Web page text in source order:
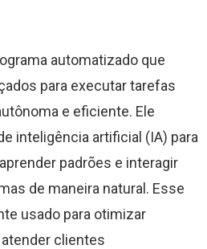
automatizado que
para executar tarefas
e eficiente. Ele
inteligência artificial (IA) para
padrões e interagir
de maneira natural. Esse
usado para otimizar
clientes